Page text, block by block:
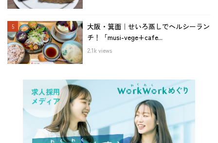
大阪・箕面｜せいろ蒸しでヘルシーラン
チ！「musi-vege+cafe...
2.1k views